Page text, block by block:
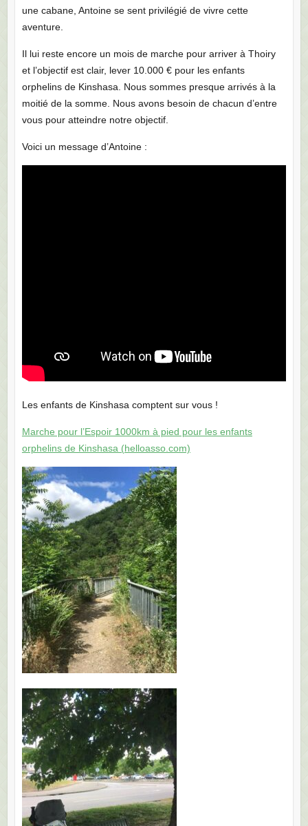
une cabane, Antoine se sent privilégié de vivre cette
aventure.
Il lui reste encore un mois de marche pour arriver à Thoiry
et l’objectif est clair, lever 10.000 € pour les enfants
orphelins de Kinshasa. Nous sommes presque arrivés à la
moitié de la somme. Nous avons besoin de chacun d’entre
vous pour atteindre notre objectif.
Voici un message d’Antoine :
Les enfants de Kinshasa comptent sur vous !
Marche pour l’Espoir 1000km à pied pour les enfants
orphelins de Kinshasa (helloasso.com)